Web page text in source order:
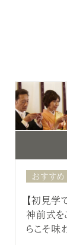
おすすめ
【初見
神前式を
らこそ